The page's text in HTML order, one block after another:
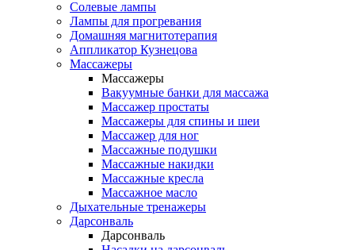
Солевые лампы
Лампы для прогревания
Домашняя магнитотерапия
Аппликатор Кузнецова
Массажеры
Массажеры
Вакуумные банки для массажа
Массажер простаты
Массажеры для спины и шеи
Массажер для ног
Массажные подушки
Массажные накидки
Массажные кресла
Массажное масло
Дыхательные тренажеры
Дарсонваль
Дарсонваль